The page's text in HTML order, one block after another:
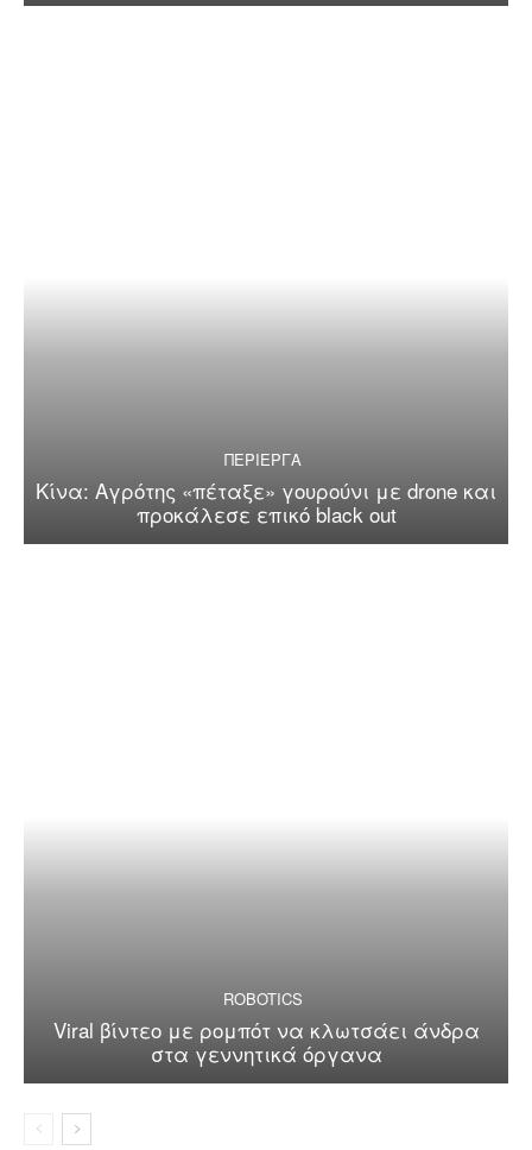
ΠΕΡΙΕΡΓΑ
Κίνα: Αγρότης «πέταξε» γουρούνι με drone και
προκάλεσε επικό black out
ROBOTICS
Viral βίντεο με ρομπότ να κλωτσάει άνδρα
στα γεννητικά όργανα